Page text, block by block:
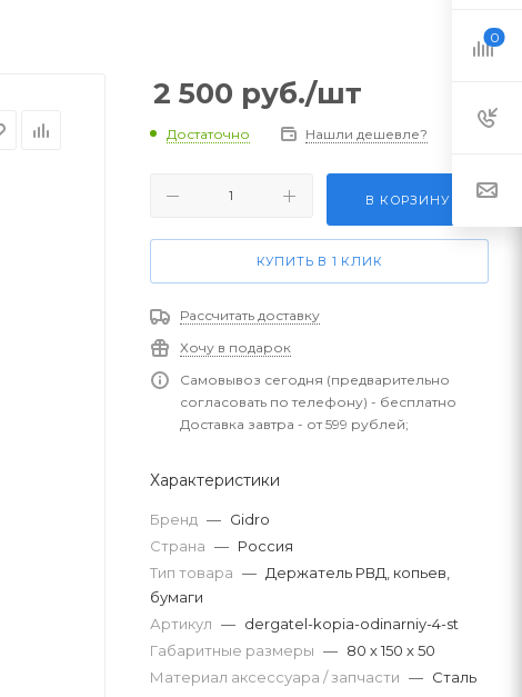
2 500 руб./шт
Достаточно Нашли дешевле?
В КОРЗИНУ
КУПИТЬ В 1 КЛИК
Рассчитать доставку
Хочу в подарок
Самовывоз сегодня (предварительно
согласовать по телефону) - бесплатно
Доставка завтра - от 599 рублей;
Характеристики
Бренд — Gidro
Страна — Россия
Тип товара — Держатель РВД, копьев,
бумаги
Артикул — dergatel-kopia-odinarniy-4-st
Габаритные размеры — 80 х 150 х 50
Материал аксессуара / запчасти — Сталь
0